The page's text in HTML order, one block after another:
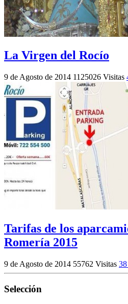
La Virgen del Rocío
9 de Agosto de 2014 1125026 Visitas
Tarifas de los
Romería 2015
9 de Agosto de 2014 55762 Visitas
Selección